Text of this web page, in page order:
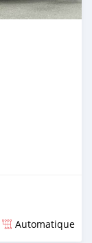
Automatique